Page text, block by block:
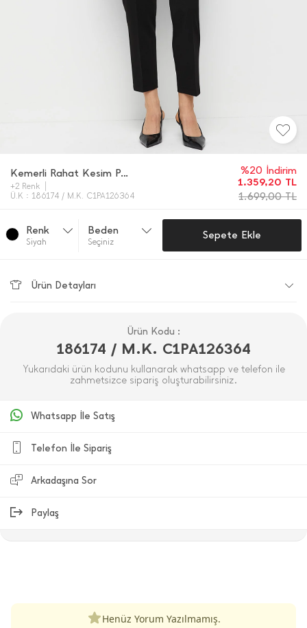
Kemerli Rahat Kesim Pantolon
+2 Renk
Ü.K : 186174 / M.K. C1PA126364
%20 İndirim
1.359,20 TL
1.699,00TL
Renk
Si̇yah
Beden
Seçiniz
Sepete Ekle
Ürün Detayları
Ürün Kodu :
186174 / M.K. C1PA126364
Yukarıdaki ürün kodunu kullanarak whatsapp ve telefon ile
zahmetsizce sipariş oluşturabilirsiniz.
Whatsapp İle Satış
Telefon İle Sipariş
Arkadaşına Sor
Paylaş
Henüz Yorum Yazılmamış.